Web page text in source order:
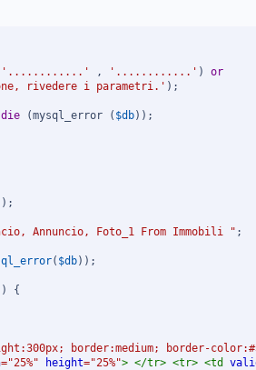
'............' , '............' )
or
rivedere i parametri.' ) ;
die (mysql_error ( $db) ) ;
) ;
Annuncio, Foto_1 From Immobili " ;
( $db) ) ;
)
{
:300px; border:medium; border-color:
="25%" height="25%"> </tr> <tr> <td